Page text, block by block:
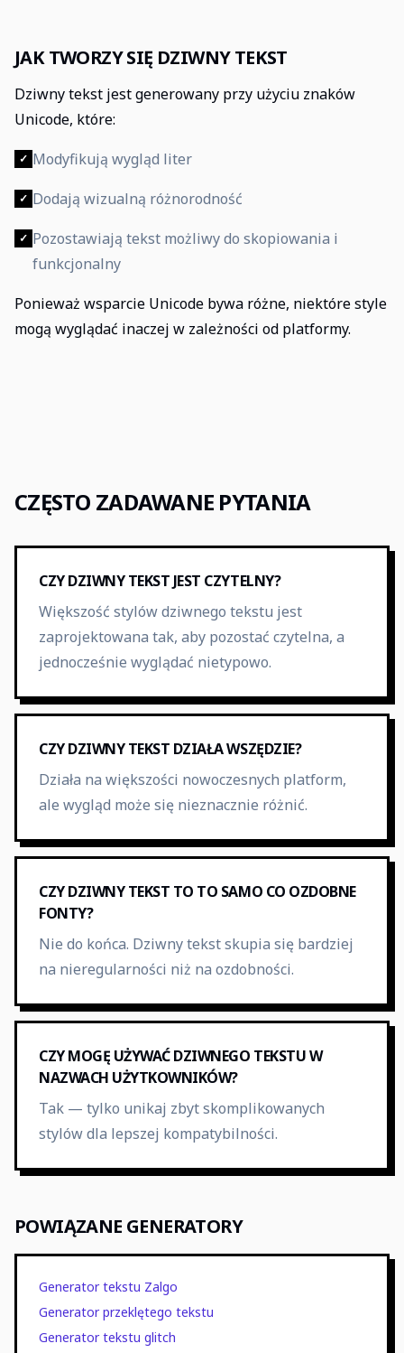
JAK TWORZY SIĘ DZIWNY TEKST
Dziwny tekst jest generowany przy użyciu znaków
Unicode, które:
✓ Modyfikują wygląd liter
✓ Dodają wizualną różnorodność
✓ Pozostawiają tekst możliwy do skopiowania i
funkcjonalny
Ponieważ wsparcie Unicode bywa różne, niektóre style
mogą wyglądać inaczej w zależności od platformy.
CZĘSTO ZADAWANE PYTANIA
CZY DZIWNY TEKST JEST CZYTELNY?
Większość stylów dziwnego tekstu jest
zaprojektowana tak, aby pozostać czytelna, a
jednocześnie wyglądać nietypowo.
CZY DZIWNY TEKST DZIAŁA WSZĘDZIE?
Działa na większości nowoczesnych platform,
ale wygląd może się nieznacznie różnić.
CZY DZIWNY TEKST TO TO SAMO CO OZDOBNE
FONTY?
Nie do końca. Dziwny tekst skupia się bardziej
na nieregularności niż na ozdobności.
CZY MOGĘ UŻYWAĆ DZIWNEGO TEKSTU W
NAZWACH UŻYTKOWNIKÓW?
Tak — tylko unikaj zbyt skomplikowanych
stylów dla lepszej kompatybilności.
POWIĄZANE GENERATORY
Generator tekstu Zalgo
Generator przeklętego tekstu
Generator tekstu glitch